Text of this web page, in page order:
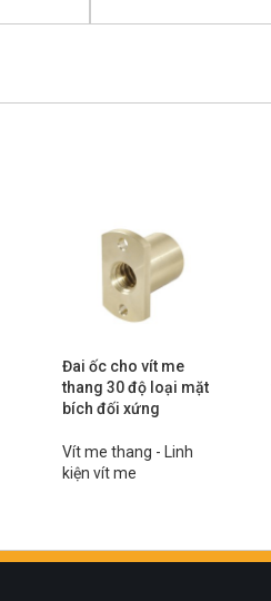
Đai ốc cho vít me
thang 30 độ loại mặt
bích đối xứng
Vít me thang - Linh
kiện vít me